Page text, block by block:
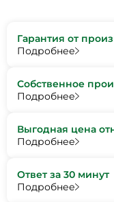
Гарантия от
Подробнее
Собственное
Подробнее
Выгодная цена
Подробнее
Ответ за 30 минут
Подробнее